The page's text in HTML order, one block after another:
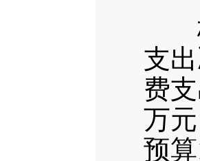
梅
支
费
万
预